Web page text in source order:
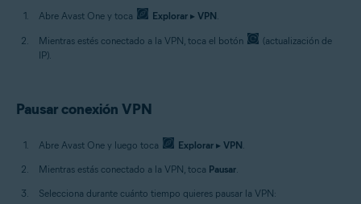
Abre Avast One y toca Explorar ▸ VPN.
Mientras estés conectado a la VPN, toca el botón
(actualización de
IP).
Pausar conexión VPN
Abre Avast One y luego toca Explorar ▸ VPN.
Mientras estás conectado a la VPN, toca Pausar.
Selecciona durante cuánto tiempo quieres pausar la VPN: